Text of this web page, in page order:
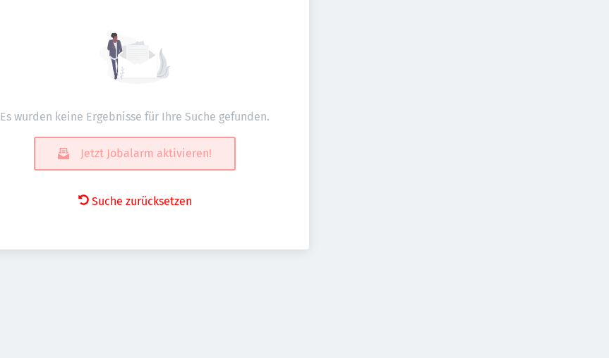
Es wurden keine Ergebnisse für Ihre Suche gefunden.
Jetzt Jobalarm aktivieren!
Suche zurücksetzen